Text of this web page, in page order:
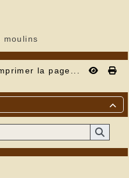
moulins
la page...
